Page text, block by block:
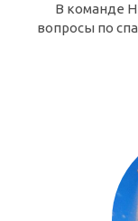
В команде
вопросы по